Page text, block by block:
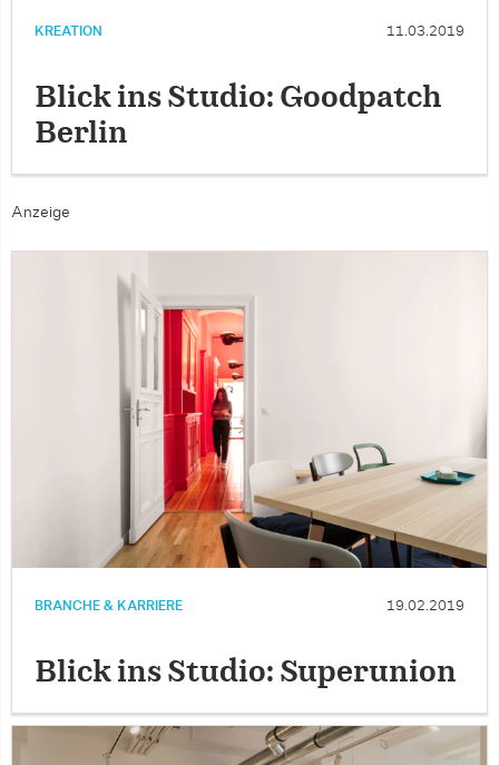
KREATION 11.03.2019
Blick ins Studio: Goodpatch
Berlin
Anzeige
BRANCHE & KARRIERE 19.02.2019
Blick ins Studio: Superunion